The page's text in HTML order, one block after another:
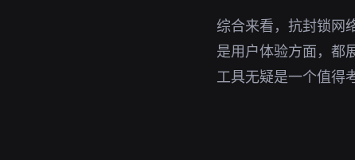
综合来看，抗封锁网
是用户体验方面，都
工具无疑是一个值得